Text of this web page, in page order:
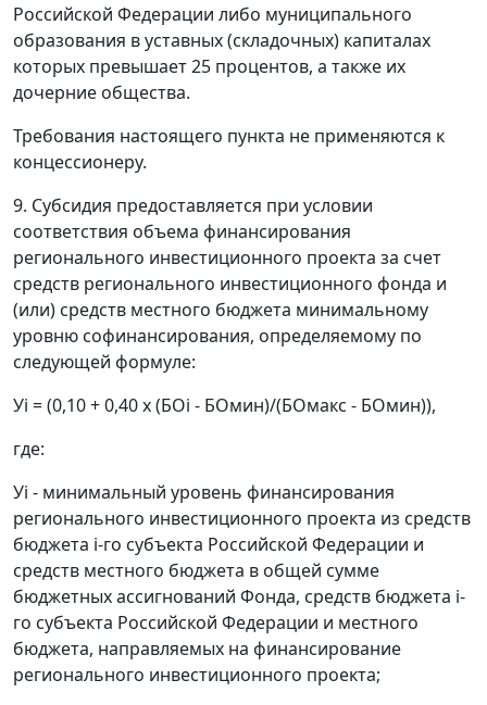
Российской Федерации либо муниципального
образования в уставных (складочных) капиталах
которых превышает 25 процентов, а также их
дочерние общества.
Требования настоящего пункта не применяются к
концессионеру.
9. Субсидия предоставляется при условии
соответствия объема финансирования
регионального инвестиционного проекта за счет
средств регионального инвестиционного фонда и
(или) средств местного бюджета минимальному
уровню софинансирования, определяемому по
следующей формуле:
Уi = (0,10 + 0,40 х (БОi - БОмин)/(БОмакс - БОмин)),
где:
Уi - минимальный уровень финансирования
регионального инвестиционного проекта из средств
бюджета i-го субъекта Российской Федерации и
средств местного бюджета в общей сумме
бюджетных ассигнований Фонда, средств бюджета i-
го субъекта Российской Федерации и местного
бюджета, направляемых на финансирование
регионального инвестиционного проекта;